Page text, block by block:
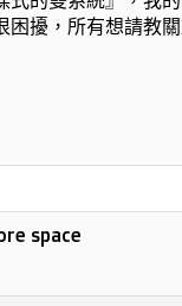
擾，所有想請教
space